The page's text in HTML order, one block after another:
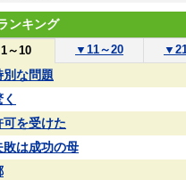
ンキング
1～10 ▼ 11～20 ▼
別な問題
可を受けた
敗は成功の母